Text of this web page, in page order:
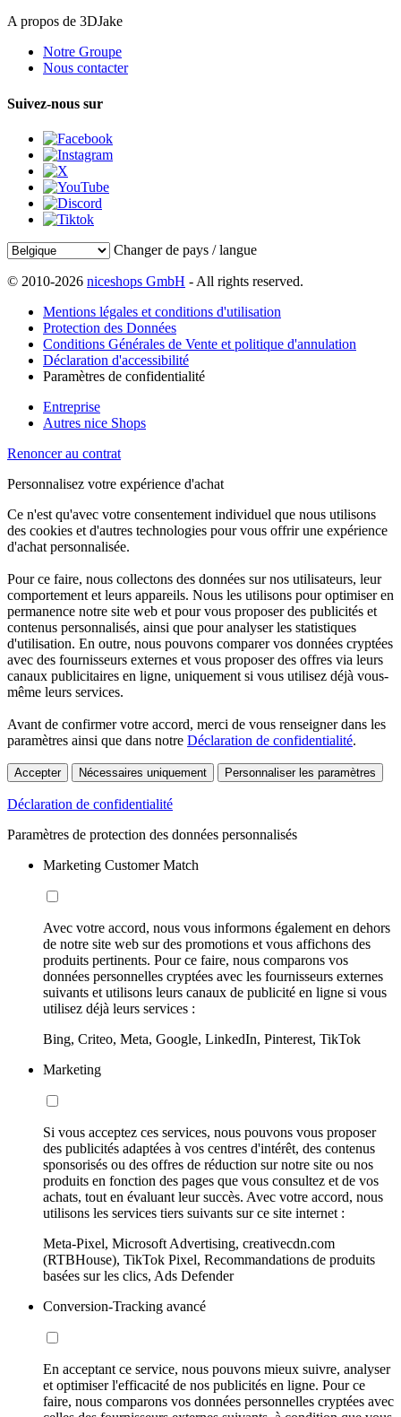
A propos de 3DJake
Notre Groupe
Nous contacter
Suivez-nous sur
Changer de pays / langue
© 2010-2026 niceshops GmbH - All rights reserved.
Mentions légales et conditions d'utilisation
Protection des Données
Conditions Générales de Vente et politique d'annulation
Déclaration d'accessibilité
Paramètres de confidentialité
Entreprise
Autres nice Shops
Renoncer au contrat
Personnalisez votre expérience d'achat
Ce n'est qu'avec votre consentement individuel que nous utilisons
des cookies et d'autres technologies pour vous offrir une expérience
d'achat personnalisée.
Pour ce faire, nous collectons des données sur nos utilisateurs, leur
comportement et leurs appareils. Nous les utilisons pour optimiser en
permanence notre site web et pour vous proposer des publicités et
contenus personnalisés, ainsi que pour analyser les statistiques
d'utilisation. En outre, nous pouvons comparer vos données cryptées
avec des fournisseurs externes et vous proposer des offres via leurs
canaux publicitaires en ligne, uniquement si vous utilisez déjà vous-
même leurs services.
Avant de confirmer votre accord, merci de vous renseigner dans les
paramètres ainsi que dans notre Déclaration de confidentialité.
Accepter Nécessaires uniquement Personnaliser les paramètres
Déclaration de confidentialité
Paramètres de protection des données personnalisés
Marketing Customer Match
Avec votre accord, nous vous informons également en dehors
de notre site web sur des promotions et vous affichons des
produits pertinents. Pour ce faire, nous comparons vos
données personnelles cryptées avec les fournisseurs externes
suivants et utilisons leurs canaux de publicité en ligne si vous
utilisez déjà leurs services :
Bing, Criteo, Meta, Google, LinkedIn, Pinterest, TikTok
Marketing
Si vous acceptez ces services, nous pouvons vous proposer
des publicités adaptées à vos centres d'intérêt, des contenus
sponsorisés ou des offres de réduction sur notre site ou nos
produits en fonction des pages que vous consultez et de vos
achats, tout en évaluant leur succès. Avec votre accord, nous
utilisons les services tiers suivants sur ce site internet :
Meta-Pixel, Microsoft Advertising, creativecdn.com
(RTBHouse), TikTok Pixel, Recommandations de produits
basées sur les clics, Ads Defender
Conversion-Tracking avancé
En acceptant ce service, nous pouvons mieux suivre, analyser
et optimiser l'efficacité de nos publicités en ligne. Pour ce
faire, nous comparons vos données personnelles cryptées avec